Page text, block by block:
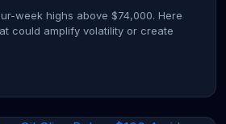
week highs above $74,000. Here
could amplify volatility or create